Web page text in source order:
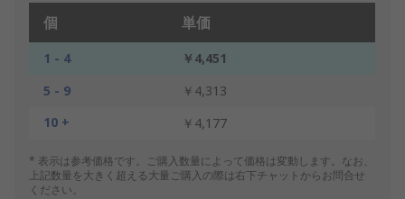
個 単価
1 - 4
￥4,451
5 - 9
￥4,313
10 +
￥4,177
* 表示は参考価格です。ご購入数量によって価格は変動します。なお、
上記数量を大きく超える大量ご購入の際は右下チャットからお問合せ
ください。